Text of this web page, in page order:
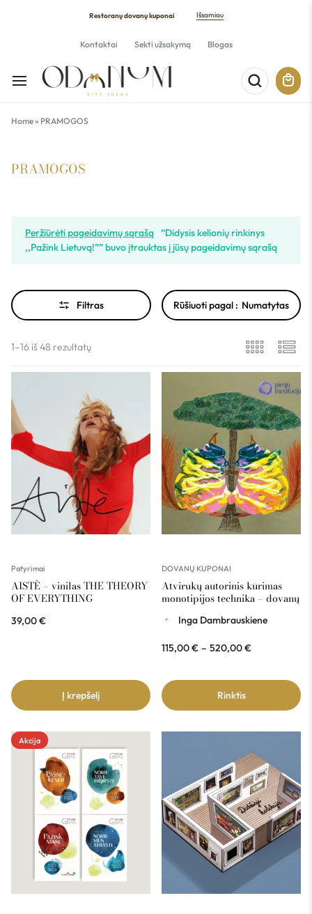
Restoranų dovanų kuponai Išsamiau
Kontaktai Sekti užsakymą Blogas
Home» PRAMOGOS
PRAMOGOS
Peržiūrėti pageidavimų sąrašą “Didysis kelionių rinkinys
,,Pažink Lietuvą!”” buvo įtrauktas į jūsų pageidavimų sąrašą
Filtras Rūšiuoti pagal : Numatytas
1–16 iš 48 rezultatų
Patyrimai
AISTÈ – vinilas THE THEORY
OF EVERYTHING
39,00€
Į krepšelį
DOVANŲ KUPONAI
Atvirukų autorinis kūrimas
monotipijos technika – dovanų
Inga Dambrauskiene
115,00€ – 520,00€
Rinktis
Akcija